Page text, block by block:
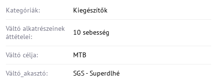
Kategóriák: Kiegészítők
Váltó alkatrészeinek
áttételei:
10 sebesség
Váltó célja: MTB
Váltó_akasztó: SGS - Superdlhé